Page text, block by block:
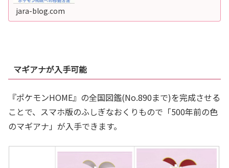
jara-blog.com
マギアナが入手可能
『ポケモンHOME』の全国図鑑(No.890まで)を完成させる
ことで、スマホ版のふしぎなおくりもので「500年前の色
のマギアナ」が入手できます。